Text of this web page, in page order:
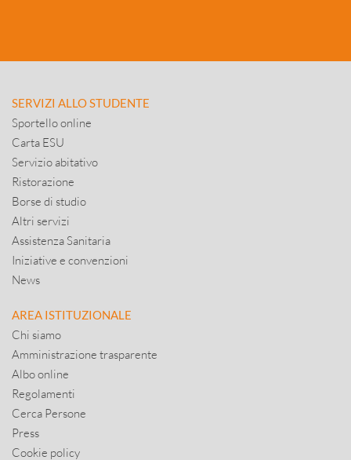
SERVIZI ALLO STUDENTE
Sportello online
Carta ESU
Servizio abitativo
Ristorazione
Borse di studio
Altri servizi
Assistenza Sanitaria
Iniziative e convenzioni
News
AREA ISTITUZIONALE
Chi siamo
Amministrazione trasparente
Albo online
Regolamenti
Cerca Persone
Press
Cookie policy